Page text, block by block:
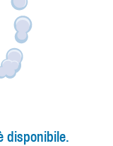
disponibile.